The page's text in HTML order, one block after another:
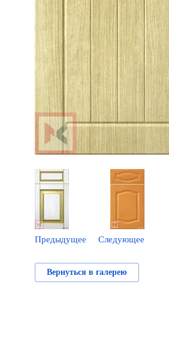
Предыдущее Следующее
Вернуться в галерею